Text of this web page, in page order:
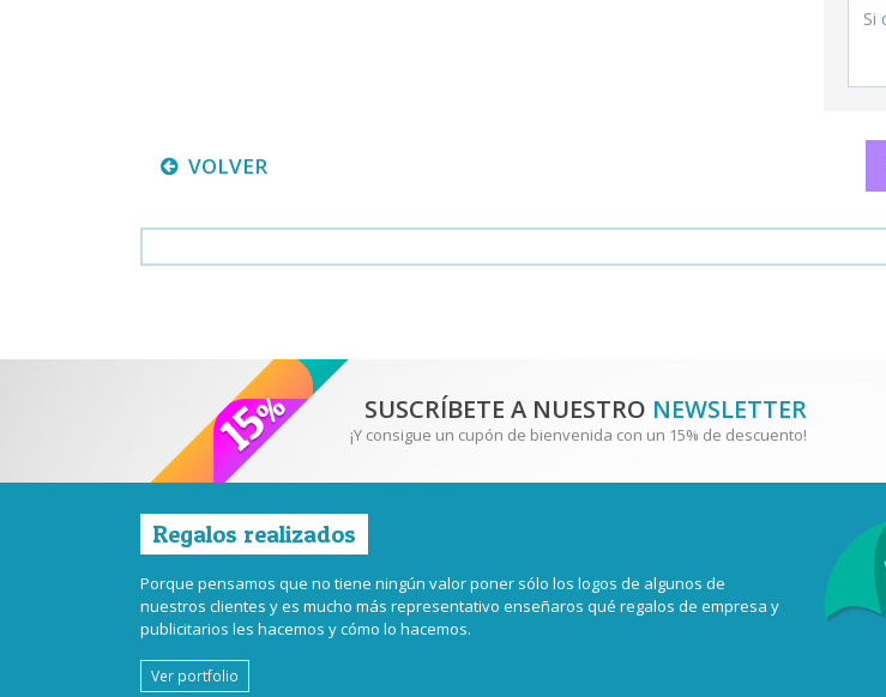
VOLVER
SUSCRÍBETE A NUESTRO NEWSLETTER
¡Y consigue un cupón de bienvenida con un 15% de descuento!
Regalos realizados
Porque pensamos que no tiene ningún valor poner sólo los logos de algunos de
nuestros clientes y es mucho más representativo enseñaros qué regalos de empresa y
publicitarios les hacemos y cómo lo hacemos.
Ver portfolio